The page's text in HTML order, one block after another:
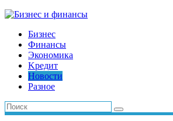
Бизнес
Финансы
Экономика
Kредит
Новости
Разное